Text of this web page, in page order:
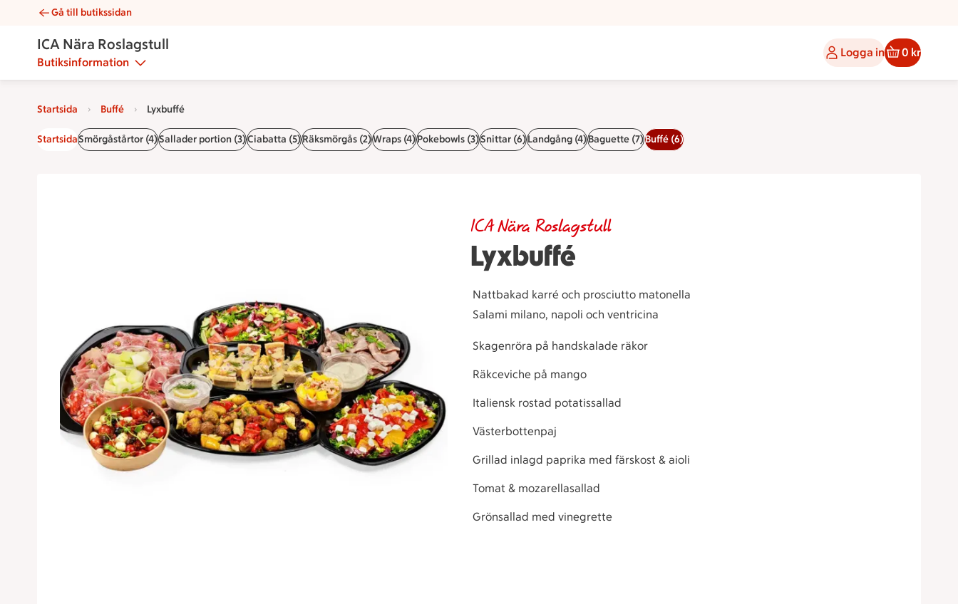
Lyxbuffé | Catering ICA Nära Roslagstull
Gå till butikssidan
ICA Nära Roslagstull
Butiksinformation
Logga in 0 kr
Startsida Buffé Lyxbuffé
StartsidaSmörgåstårtor (4)Sallader portion (3)Ciabatta (5)Räksmörgås (2)Wraps (4)Pokebowls (3)Snittar (6)Landgång (4)Baguette (7)Buffé (6)
Lyxbuffé
ICA Nära Roslagstull
Nattbakad karré och prosciutto matonella
Salami milano, napoli och ventricina
Skagenröra på handskalade räkor
Räkceviche på mango
Italiensk rostad potatissallad
Västerbottenpaj
Grillad inlagd paprika med färskost & aioli
Tomat & mozarellasallad
Grönsallad med vinegrette